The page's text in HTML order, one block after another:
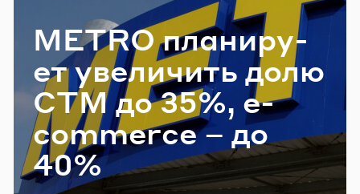
METRO пла­ни­ру­
ет уве­ли­чить долю
СТМ до 35%, e-​
commerce – до
40%
Email
Пароль
Забыли пароль?
ВОЙТИ